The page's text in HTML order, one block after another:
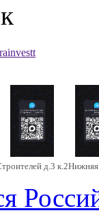
д.3 к.2Нижняя